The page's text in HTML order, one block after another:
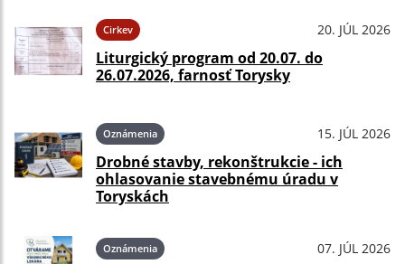
Cirkev 20. JÚL 2026
Liturgický program od 20.07. do
26.07.2026, farnosť Torysky
Oznámenia 15. JÚL 2026
Drobné stavby, rekonštrukcie - ich
ohlasovanie stavebnému úradu v
Toryskách
Oznámenia 07. JÚL 2026